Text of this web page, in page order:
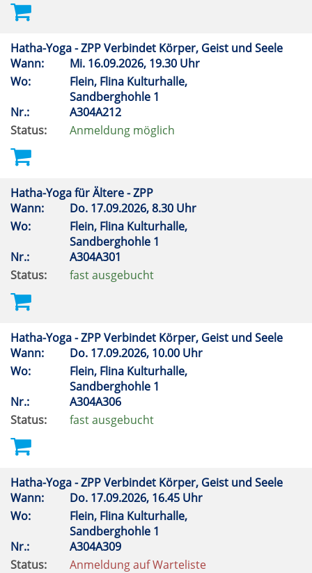
Hatha-Yoga - ZPP Verbindet Körper, Geist und Seele
Wann:
Mi. 16.09.2026, 19.30 Uhr
Wo:
Flein, Flina Kulturhalle,
Sandberghohle 1
Nr.:
A304A212
Status:
Anmeldung möglich
Hatha-Yoga für Ältere - ZPP
Wann:
Do. 17.09.2026, 8.30 Uhr
Wo:
Flein, Flina Kulturhalle,
Sandberghohle 1
Nr.:
A304A301
Status:
fast ausgebucht
Hatha-Yoga - ZPP Verbindet Körper, Geist und Seele
Wann:
Do. 17.09.2026, 10.00 Uhr
Wo:
Flein, Flina Kulturhalle,
Sandberghohle 1
Nr.:
A304A306
Status:
fast ausgebucht
Hatha-Yoga - ZPP Verbindet Körper, Geist und Seele
Wann:
Do. 17.09.2026, 16.45 Uhr
Wo:
Flein, Flina Kulturhalle,
Sandberghohle 1
Nr.:
A304A309
Status:
Anmeldung auf Warteliste